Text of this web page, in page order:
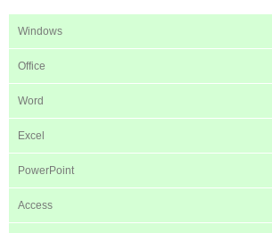
Windows
Office
Word
Excel
PowerPoint
Access